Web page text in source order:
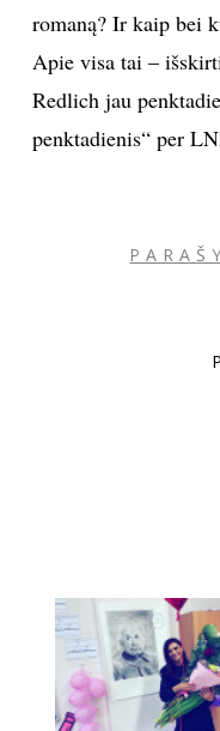
romaną? Ir kaip bei
Apie visa tai –
Redlich jau
penktadienis“ per